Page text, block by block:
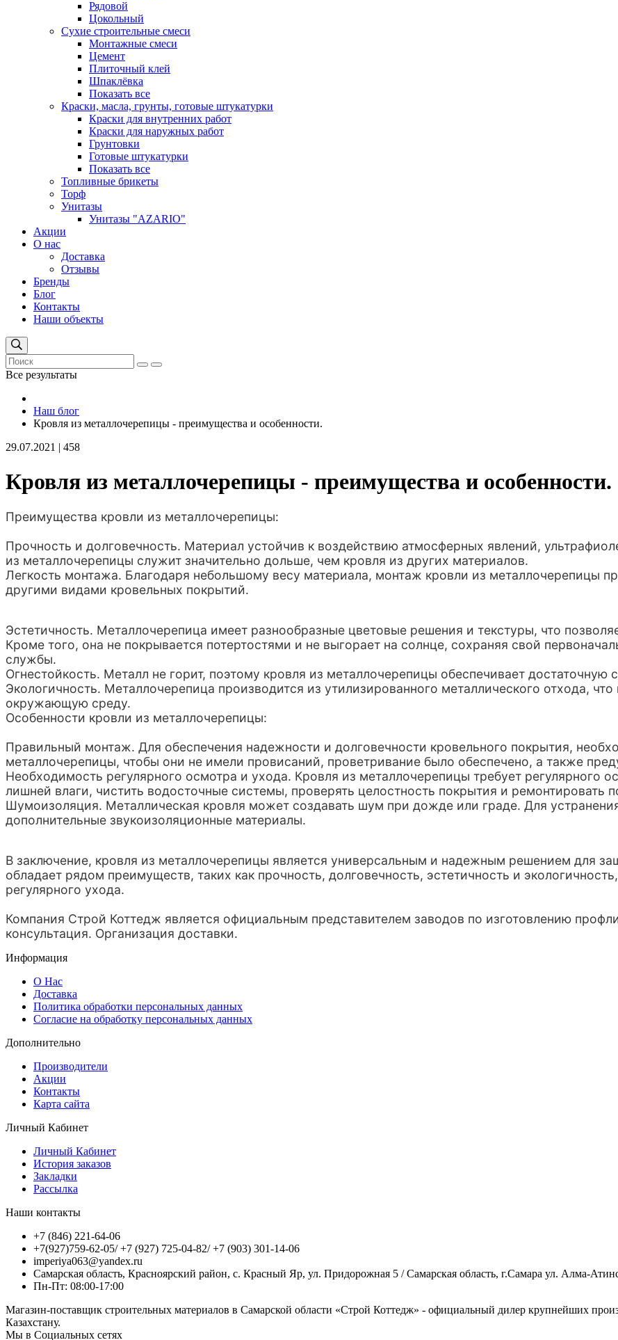
Рядовой
Цокольный
Сухие строительные смеси
Монтажные смеси
Цемент
Плиточный клей
Шпаклёвка
Показать все
Краски, масла, грунты, готовые штукатурки
Краски для внутренних работ
Краски для наружных работ
Грунтовки
Готовые штукатурки
Показать все
Топливные брикеты
Торф
Унитазы
Унитазы "AZARIO"
Акции
О нас
Доставка
Отзывы
Бренды
Блог
Контакты
Наши объекты
Все результаты
Наш блог
Кровля из металлочерепицы - преимущества и особенности.
29.07.2021 | 458
Кровля из металлочерепицы - преимущества и особенности.
Преимущества кровли из металлочерепицы:
Прочность и долговечность. Материал устойчив к воздействию атмосферных явлений,
из металлочерепицы служит значительно дольше, чем кровля из других материалов.
Легкость монтажа. Благодаря небольшому весу материала, монтаж кровли из металлочерепицы
другими видами кровельных покрытий.
Эстетичность. Металлочерепица имеет разнообразные цветовые решения и текстуры, что
Кроме того, она не покрывается потертостями и не выгорает на солнце, сохраняя свой
службы.
Огнестойкость. Металл не горит, поэтому кровля из металлочерепицы обеспечивает
Экологичность. Металлочерепица производится из утилизированного металлического отхода, что
окружающую среду.
Особенности кровли из металлочерепицы:
Правильный монтаж. Для обеспечения надежности и долговечности кровельного покрытия,
металлочерепицы, чтобы они не имели провисаний, проветривание было обеспечено, а также
Необходимость регулярного осмотра и ухода. Кровля из металлочерепицы требует регулярного
лишней влаги, чистить водосточные системы, проверять целостность покрытия и ремонтировать
Шумоизоляция. Металлическая кровля может создавать шум при дожде или граде. Для
дополнительные звукоизоляционные материалы.
В заключение, кровля из металлочерепицы является универсальным и надежным решением для
обладает рядом преимуществ, таких как прочность, долговечность, эстетичность и
регулярного ухода.
Компания Строй Коттедж является официальным представителем заводов по изготовлению
консультация. Организация доставки.
Информация
О Нас
Доставка
Политика обработки персональных данных
Согласие на обработку персональных данных
Дополнительно
Производители
Акции
Контакты
Карта сайта
Личный Кабинет
Личный Кабинет
История заказов
Закладки
Рассылка
Наши контакты
+7 (846) 221-64-06
+7(927)759-62-05/ +7 (927) 725-04-82/ +7 (903) 301-14-06
imperiya063@yandex.ru
Самарская область, Красноярский район, с. Красный Яр, ул. Придорожная 5 / Самарская область, г.Самара ул. Алма-
Пн-Пт: 08:00-17:00
Магазин-поставщик строительных материалов в Самарской области «Строй Коттедж» - официальный дилер крупнейших
Казахстану.
Мы в Социальных сетях